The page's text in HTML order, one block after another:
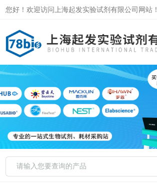
您好！欢迎访问上海起发实验试剂有限公司网站！